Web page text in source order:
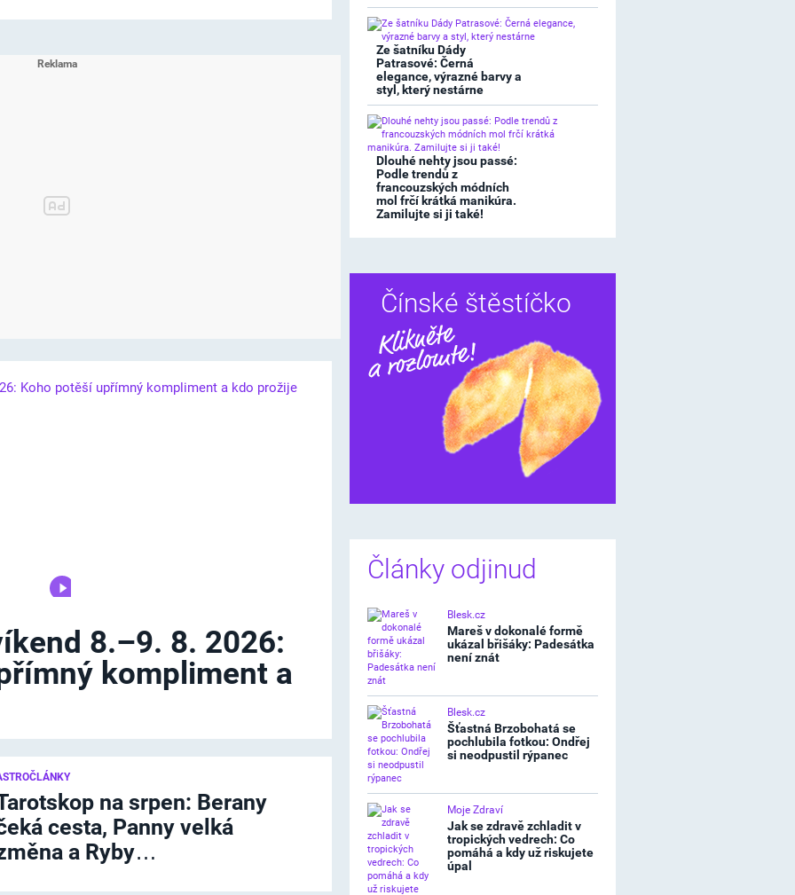
8.–9. 8. 2026:
kompliment a
na srpen: Berany
cesta, Panny velká
a Ryby…
Ze šatníku Dády
Patrasové: Černá
elegance, výrazné barvy a
styl, který nestárne
Dlouhé nehty jsou passé:
Podle trendů z
francouzských módních
mol frčí krátká manikúra.
Zamilujte si ji také!
Čínské štěstíčko
Sdílet
Články odjinud
Blesk.cz
Mareš v dokonalé formě
ukázal břišáky: Padesátka
není znát
Blesk.cz
Šťastná Brzobohatá se
pochlubila fotkou: Ondřej
si neodpustil rýpanec
Moje Zdraví
Jak se zdravě zchladit v
tropických vedrech: Co
pomáhá a kdy už riskujete
úpal